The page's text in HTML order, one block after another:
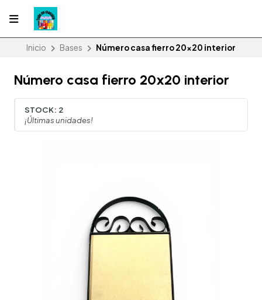
Inicio Bases Número casa fierro 20x20 interior
Número casa fierro 20x20 interior
STOCK: 2
¡Últimas unidades!